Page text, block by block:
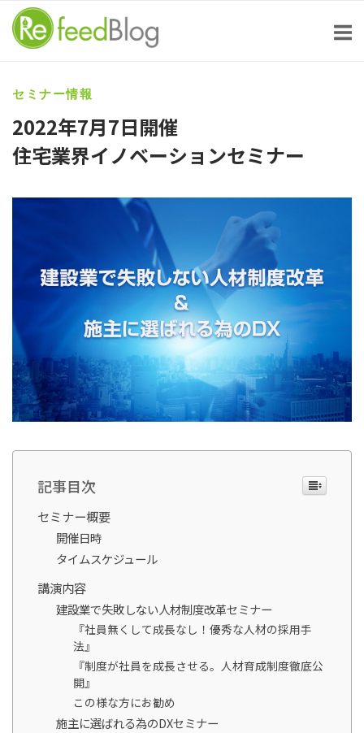
Skip
to
セミナー情報
2022年7月7日開催
住宅業界イノベーションセミナー
記事目次
セミナー概要
開催日時
タイムスケジュール
講演内容
建設業で失敗しない人材制度改革セミナー
『社員無くして成長なし！優秀な人材の採用手
法』
『制度が社員を成長させる。人材育成制度徹底公
開』
この様な方にお勧め
施主に選ばれる為のDXセミナー